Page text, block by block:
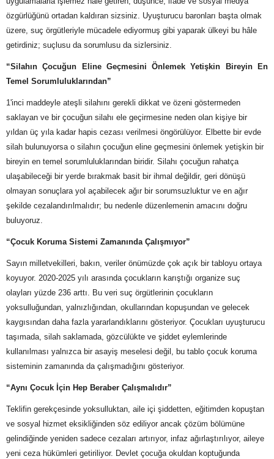
özgürlüğünü ortadan kaldıran sizsiniz. Uyuşturucu baronları başta olmak
üzere, suç örgütleriyle mücadele ediyormuş gibi yaparak ülkeyi bu hâle
getirdiniz; suçlusu da sorumlusu da sizlersiniz.
“Silahın Çocuğun Eline Geçmesini Önlemek Yetişkin Bireyin En
Temel Sorumluluklarından”
1'inci maddeyle ateşli silahını gerekli dikkat ve özeni göstermeden
saklayan ve bir çocuğun silahı ele geçirmesine neden olan kişiye bir
yıldan üç yıla kadar hapis cezası verilmesi öngörülüyor. Elbette bir evde
silah bulunuyorsa o silahın çocuğun eline geçmesini önlemek yetişkin bir
bireyin en temel sorumluluklarından biridir. Silahı çocuğun rahatça
ulaşabileceği bir yerde bırakmak basit bir ihmal değildir, geri dönüşü
olmayan sonuçlara yol açabilecek ağır bir sorumsuzluktur ve en ağır
şekilde cezalandırılmalıdır; bu nedenle düzenlemenin amacını doğru
buluyoruz.
“Çocuk Koruma Sistemi Zamanında Çalışmıyor”
Sayın milletvekilleri, bakın, veriler önümüzde çok açık bir tabloyu ortaya
koyuyor. 2020-2025 yılı arasında çocukların karıştığı organize suç
olayları yüzde 236 arttı. Bu veri suç örgütlerinin çocukların
yoksulluğundan, yalnızlığından, okullarından kopuşundan ve gelecek
kaygısından daha fazla yararlandıklarını gösteriyor. Çocukları uyuşturucu
taşımada, silah saklamada, gözcülükte ve şiddet eylemlerinde
kullanılması yalnızca bir asayiş meselesi değil, bu tablo çocuk koruma
sisteminin zamanında da çalışmadığını gösteriyor.
“Aynı Çocuk İçin Hep Beraber Çalışmalıdır”
Teklifin gerekçesinde yoksulluktan, aile içi şiddetten, eğitimden kopuştan
ve sosyal hizmet eksikliğinden söz ediliyor ancak çözüm bölümüne
gelindiğinde yeniden sadece cezaları artırıyor, infaz ağırlaştırılıyor, aileye
yeni ceza hükümleri getiriliyor. Devlet çocuğa okuldan koptuğunda